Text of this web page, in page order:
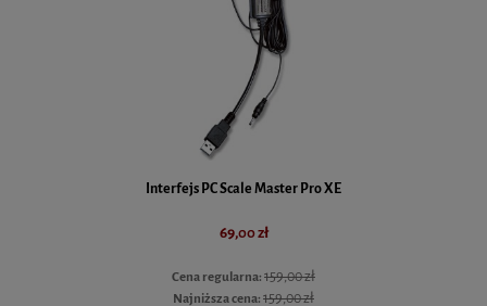
Interfejs PC Scale Master Pro XE
69,00 zł
Cena regularna:159,00 zł
Najniższa cena:159,00 zł